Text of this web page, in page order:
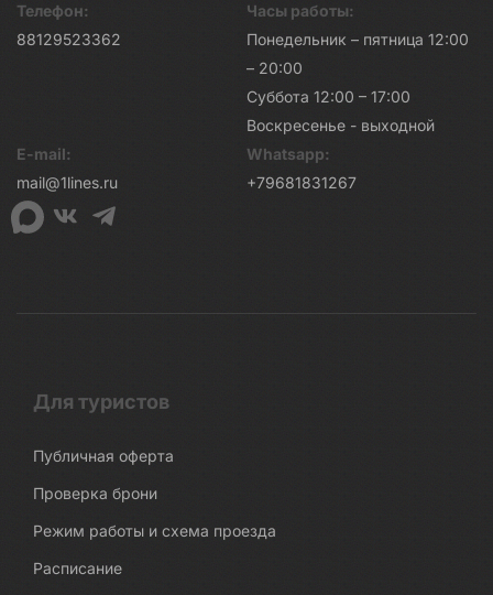
Телефон:
88129523362
Часы работы:
Понедельник – пятница 12:00
– 20:00
Суббота 12:00 – 17:00
Воскресенье - выходной
E-mail:
mail@1lines.ru
Whatsapp:
+79681831267
Для туристов
Публичная оферта
Проверка брони
Режим работы и схема проезда
Расписание